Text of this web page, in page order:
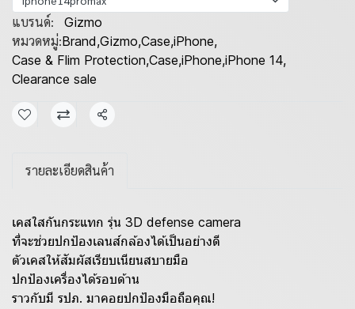
แบรนด์: Gizmo
หมวดหมู่:Brand,Gizmo,Case,iPhone,
Case & Flim Protection,Case,iPhone,iPhone 14,
Clearance sale
แชร์
รายละเอียดสินค้า
เคสใสกันกระแทก รุ่น 3D defense camera
ที่จะช่วยปกป้องเลนส์กล้องได้เป็นอย่างดี
ตัวเคสให้สัมผัสเรียบเนียนสบายมือ
ปกป้องเครื่องได้รอบด้าน
ราวกับมี รปภ. มาคอยปกป้องมือถือคุณ!